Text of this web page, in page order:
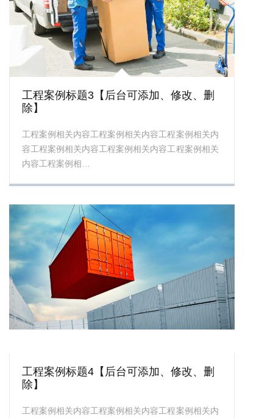
工程案例标题3【后台可添加、修改、删
除】
工程案例相关内容工程案例相关内容工程案例相关内
容工程案例相关内容工程案例相关内容工程案例相关
内容工程案例相…
工程案例标题4【后台可添加、修改、删
除】
工程案例相关内容工程案例相关内容工程案例相关内